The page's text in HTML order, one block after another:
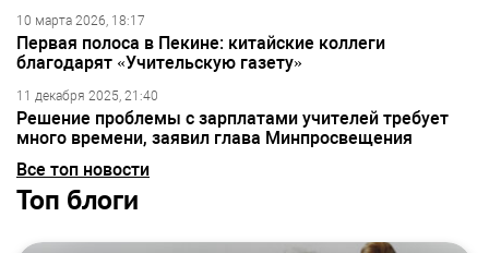
10 марта 2026, 18:17
Первая полоса в Пекине: китайские коллеги
благодарят «Учительскую газету»
11 декабря 2025, 21:40
Решение проблемы с зарплатами учителей требует
много времени, заявил глава Минпросвещения
Все топ новости
Топ блоги